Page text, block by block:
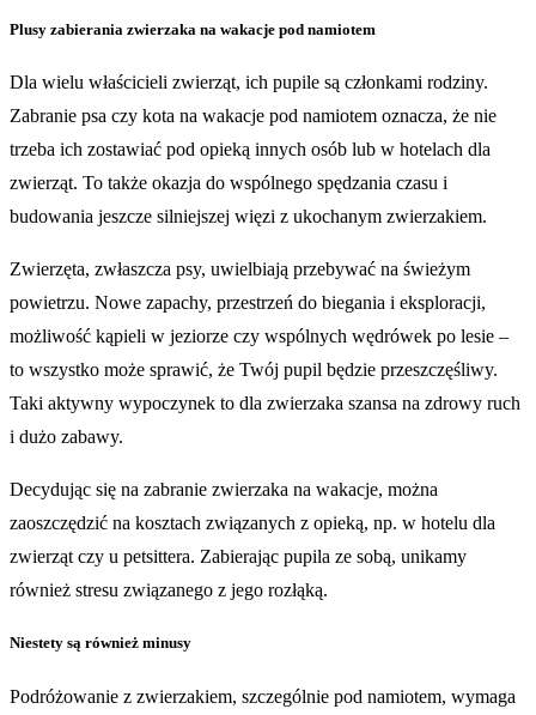
Plusy zabierania zwierzaka na wakacje pod namiotem
Dla wielu właścicieli zwierząt, ich pupile są członkami rodziny.
Zabranie psa czy kota na wakacje pod namiotem oznacza, że nie
trzeba ich zostawiać pod opieką innych osób lub w hotelach dla
zwierząt. To także okazja do wspólnego spędzania czasu i
budowania jeszcze silniejszej więzi z ukochanym zwierzakiem.
Zwierzęta, zwłaszcza psy, uwielbiają przebywać na świeżym
powietrzu. Nowe zapachy, przestrzeń do biegania i eksploracji,
możliwość kąpieli w jeziorze czy wspólnych wędrówek po lesie –
to wszystko może sprawić, że Twój pupil będzie przeszczęśliwy.
Taki aktywny wypoczynek to dla zwierzaka szansa na zdrowy ruch
i dużo zabawy.
Decydując się na zabranie zwierzaka na wakacje, można
zaoszczędzić na kosztach związanych z opieką, np. w hotelu dla
zwierząt czy u petsittera. Zabierając pupila ze sobą, unikamy
również stresu związanego z jego rozłąką.
Niestety są również minusy
Podróżowanie z zwierzakiem, szczególnie pod namiotem, wymaga